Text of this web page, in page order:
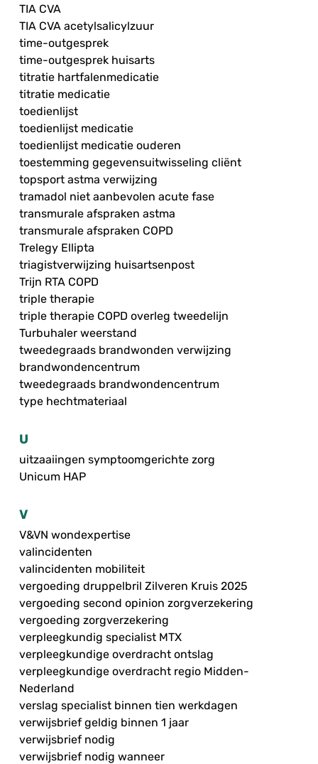
TIA CVA
TIA CVA acetylsalicylzuur
time-outgesprek
time-outgesprek huisarts
titratie hartfalenmedicatie
titratie medicatie
toedienlijst
toedienlijst medicatie
toedienlijst medicatie ouderen
toestemming gegevensuitwisseling cliënt
topsport astma verwijzing
tramadol niet aanbevolen acute fase
transmurale afspraken astma
transmurale afspraken COPD
Trelegy Ellipta
triagistverwijzing huisartsenpost
Trijn RTA COPD
triple therapie
triple therapie COPD overleg tweedelijn
Turbuhaler weerstand
tweedegraads brandwonden verwijzing
brandwondencentrum
tweedegraads brandwondencentrum
type hechtmateriaal
U
uitzaaiingen symptoomgerichte zorg
Unicum HAP
V
V&VN wondexpertise
valincidenten
valincidenten mobiliteit
vergoeding druppelbril Zilveren Kruis 2025
vergoeding second opinion zorgverzekering
vergoeding zorgverzekering
verpleegkundig specialist MTX
verpleegkundige overdracht ontslag
verpleegkundige overdracht regio Midden-
Nederland
verslag specialist binnen tien werkdagen
verwijsbrief geldig binnen 1 jaar
verwijsbrief nodig
verwijsbrief nodig wanneer